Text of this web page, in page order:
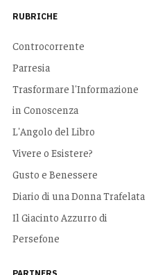
RUBRICHE
Controcorrente
Parresia
Trasformare l'Informazione
in Conoscenza
L'Angolo del Libro
Vivere o Esistere?
Gusto e Benessere
Diario di una Donna Trafelata
Il Giacinto Azzurro di
Persefone